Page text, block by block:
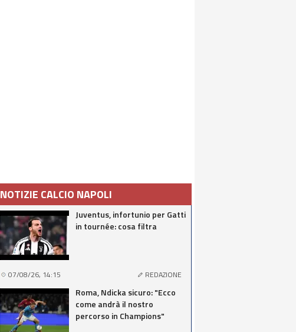
NOTIZIE CALCIO NAPOLI
Juventus, infortunio per Gatti
in tournée: cosa filtra
07/08/26, 14:15 REDAZIONE
Roma, Ndicka sicuro: "Ecco
come andrà il nostro
percorso in Champions"